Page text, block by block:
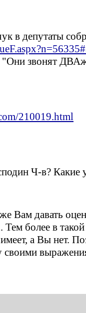
в депутаты
"Они звонят
210019.html
Ч-в? Какие
Вам давать
более в
а Вы нет.
своими